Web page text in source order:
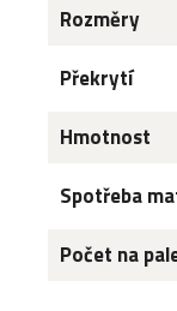
Rozměry
Překrytí
Hmotnost
Spotřeba
Počet na